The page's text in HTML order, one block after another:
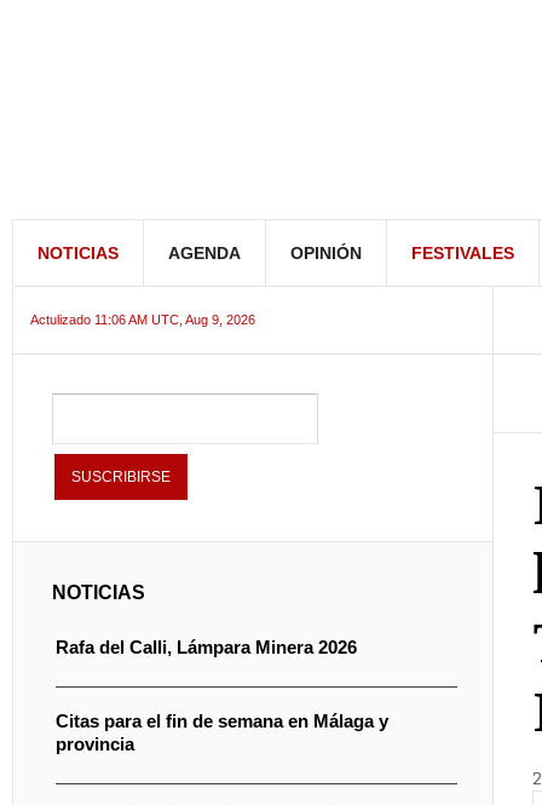
NOTICIAS AGENDA OPINIÓN FESTIVALES
Actulizado 11:06 AM UTC, Aug 9, 2026
NOTICIAS
Rafa del Calli, Lámpara Minera 2026
Citas para el fin de semana en Málaga y
provincia